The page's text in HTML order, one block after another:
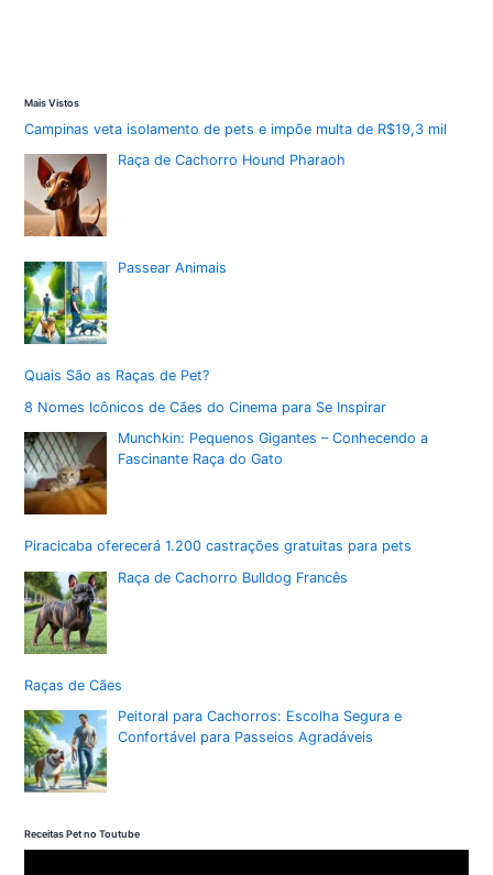
de
alegria
e
diversão
Mais Vistos
Campinas veta isolamento de pets e impõe multa de R$19,3 mil
Raça de Cachorro Hound Pharaoh
Passear Animais
Quais São as Raças de Pet?
8 Nomes Icônicos de Cães do Cinema para Se Inspirar
Munchkin: Pequenos Gigantes – Conhecendo a
Fascinante Raça do Gato
Piracicaba oferecerá 1.200 castrações gratuitas para pets
Raça de Cachorro Bulldog Francês
Raças de Cães
Peitoral para Cachorros: Escolha Segura e
Confortável para Passeios Agradáveis
Receitas Pet no Toutube